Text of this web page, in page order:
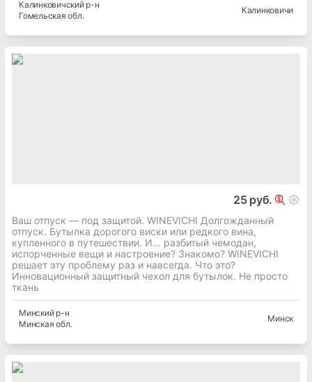
Калинковичскийр-н
Гомельская обл.
Калинковичи
25 руб.
Ваш отпуск — под защитой. WINEVICHI Долгожданный
отпуск. Бутылка дорогого виски или редкого вина,
купленного в путешествии. И… разбитый чемодан,
испорченные вещи и настроение? Знакомо? WINEVICHI
решает эту проблему раз и навсегда. Что это?
Инновационный защитный чехол для бутылок. Не просто
ткань
Минскийр-н
Минская обл.
Минск